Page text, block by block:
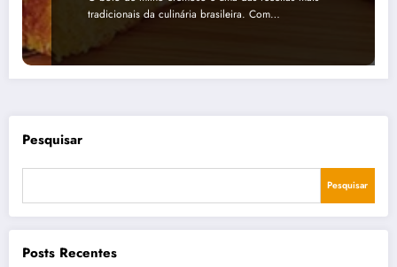
tradicionais da culinária brasileira. Com…
Pesquisar
Pesquisar
Posts Recentes